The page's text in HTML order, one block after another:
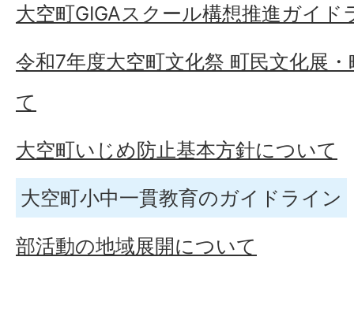
大空町GIGAスクール構想推進ガイ
令和7年度大空町文化祭 町民文化展
て
大空町いじめ防止基本方針について
大空町小中一貫教育のガイドライン
部活動の地域展開について